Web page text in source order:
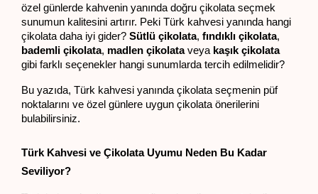
özel günlerde kahvenin yanında doğru çikolata seçmek
sunumun kalitesini artırır. Peki Türk kahvesi yanında hangi
çikolata daha iyi gider? Sütlü çikolata, fındıklı çikolata
bademli çikolata, madlen çikolata veya kaşık çikolata
gibi farklı seçenekler hangi sunumlarda tercih edilmelidir?
Bu yazıda, Türk kahvesi yanında çikolata seçmenin püf
noktalarını ve özel günlere uygun çikolata önerilerini
bulabilirsiniz.
Türk Kahvesi ve Çikolata Uyumu Neden Bu Kadar
Seviliyor?